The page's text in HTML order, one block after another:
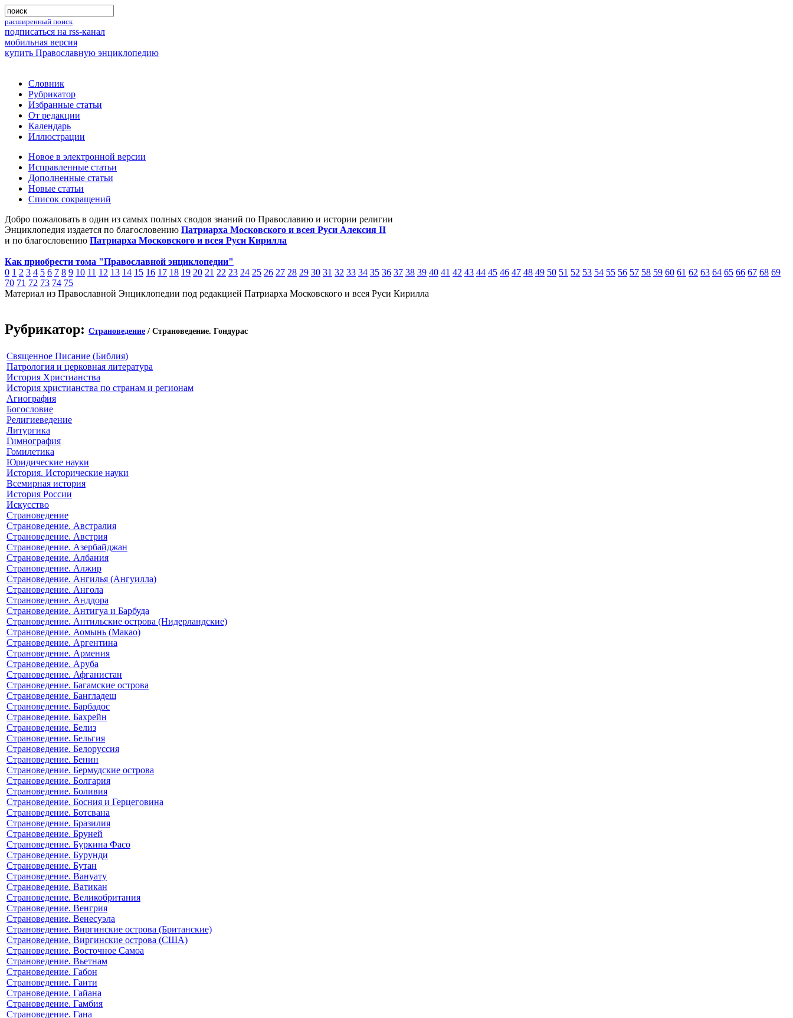
расширенный поиск
подписаться на rss-канал
мобильная версия
купить Православную энциклопедию
Словник
Рубрикатор
Избранные статьи
От редакции
Календарь
Иллюстрации
Новое в электронной версии
Исправленные статьи
Дополненные статьи
Новые статьи
Список сокращений
Добро пожаловать в один из самых полных сводов знаний по Православию и истории религии
Энциклопедия издается по благословению Патриарха Московского и всея Руси Алексия II
и по благословению Патриарха Московского и всея Руси Кирилла
Как приобрести тома "Православной энциклопедии"
0 1 2 3 4 5 6 7 8 9 10 11 12 13 14 15 16 17 18 19 20 21 22 23 24 25 26 27 28 29 30 31 32 33 34 35 36 37 38 39 40 41 42 43 44 45 46 47 48 49 50 51 52 53 54 55 56 57 58 59 60 61 62 63 64 65 66 67 68 69
70 71 72 73 74 75
Материал из Православной Энциклопедии под редакцией Патриарха Московского и всея Руси Кирилла
Рубрикатор: Страноведение / Страноведение. Гондурас
Священное Писание (Библия)
Патрология и церковная литература
История Христианства
История христианства по странам и регионам
Агиография
Богословие
Религиеведение
Литургика
Гимнография
Гомилетика
Юридические науки
История. Исторические науки
Всемирная история
История России
Искусство
Страноведение
Страноведение. Австралия
Страноведение. Австрия
Страноведение. Азербайджан
Страноведение. Албания
Страноведение. Алжир
Страноведение. Ангилья (Ангуилла)
Страноведение. Ангола
Страноведение. Анддора
Страноведение. Антигуа и Барбуда
Страноведение. Антильские острова (Нидерландские)
Страноведение. Аомынь (Макао)
Страноведение. Аргентина
Страноведение. Армения
Страноведение. Аруба
Страноведение. Афганистан
Страноведение. Багамские острова
Страноведение. Бангладеш
Страноведение. Барбадос
Страноведение. Бахрейн
Страноведение. Белиз
Страноведение. Бельгия
Страноведение. Белоруссия
Страноведение. Бенин
Страноведение. Бермудские острова
Страноведение. Болгария
Страноведение. Боливия
Страноведение. Босния и Герцеговина
Страноведение. Ботсвана
Страноведение. Бразилия
Страноведение. Бруней
Страноведение. Буркина Фасо
Страноведение. Бурунди
Страноведение. Бутан
Страноведение. Вануату
Страноведение. Ватикан
Страноведение. Великобритания
Страноведение. Венгрия
Страноведение. Венесуэла
Страноведение. Виргинские острова (Британские)
Страноведение. Виргинские острова (США)
Страноведение. Восточное Самоа
Страноведение. Вьетнам
Страноведение. Габон
Страноведение. Гаити
Страноведение. Гайана
Страноведение. Гамбия
Страноведение. Гана